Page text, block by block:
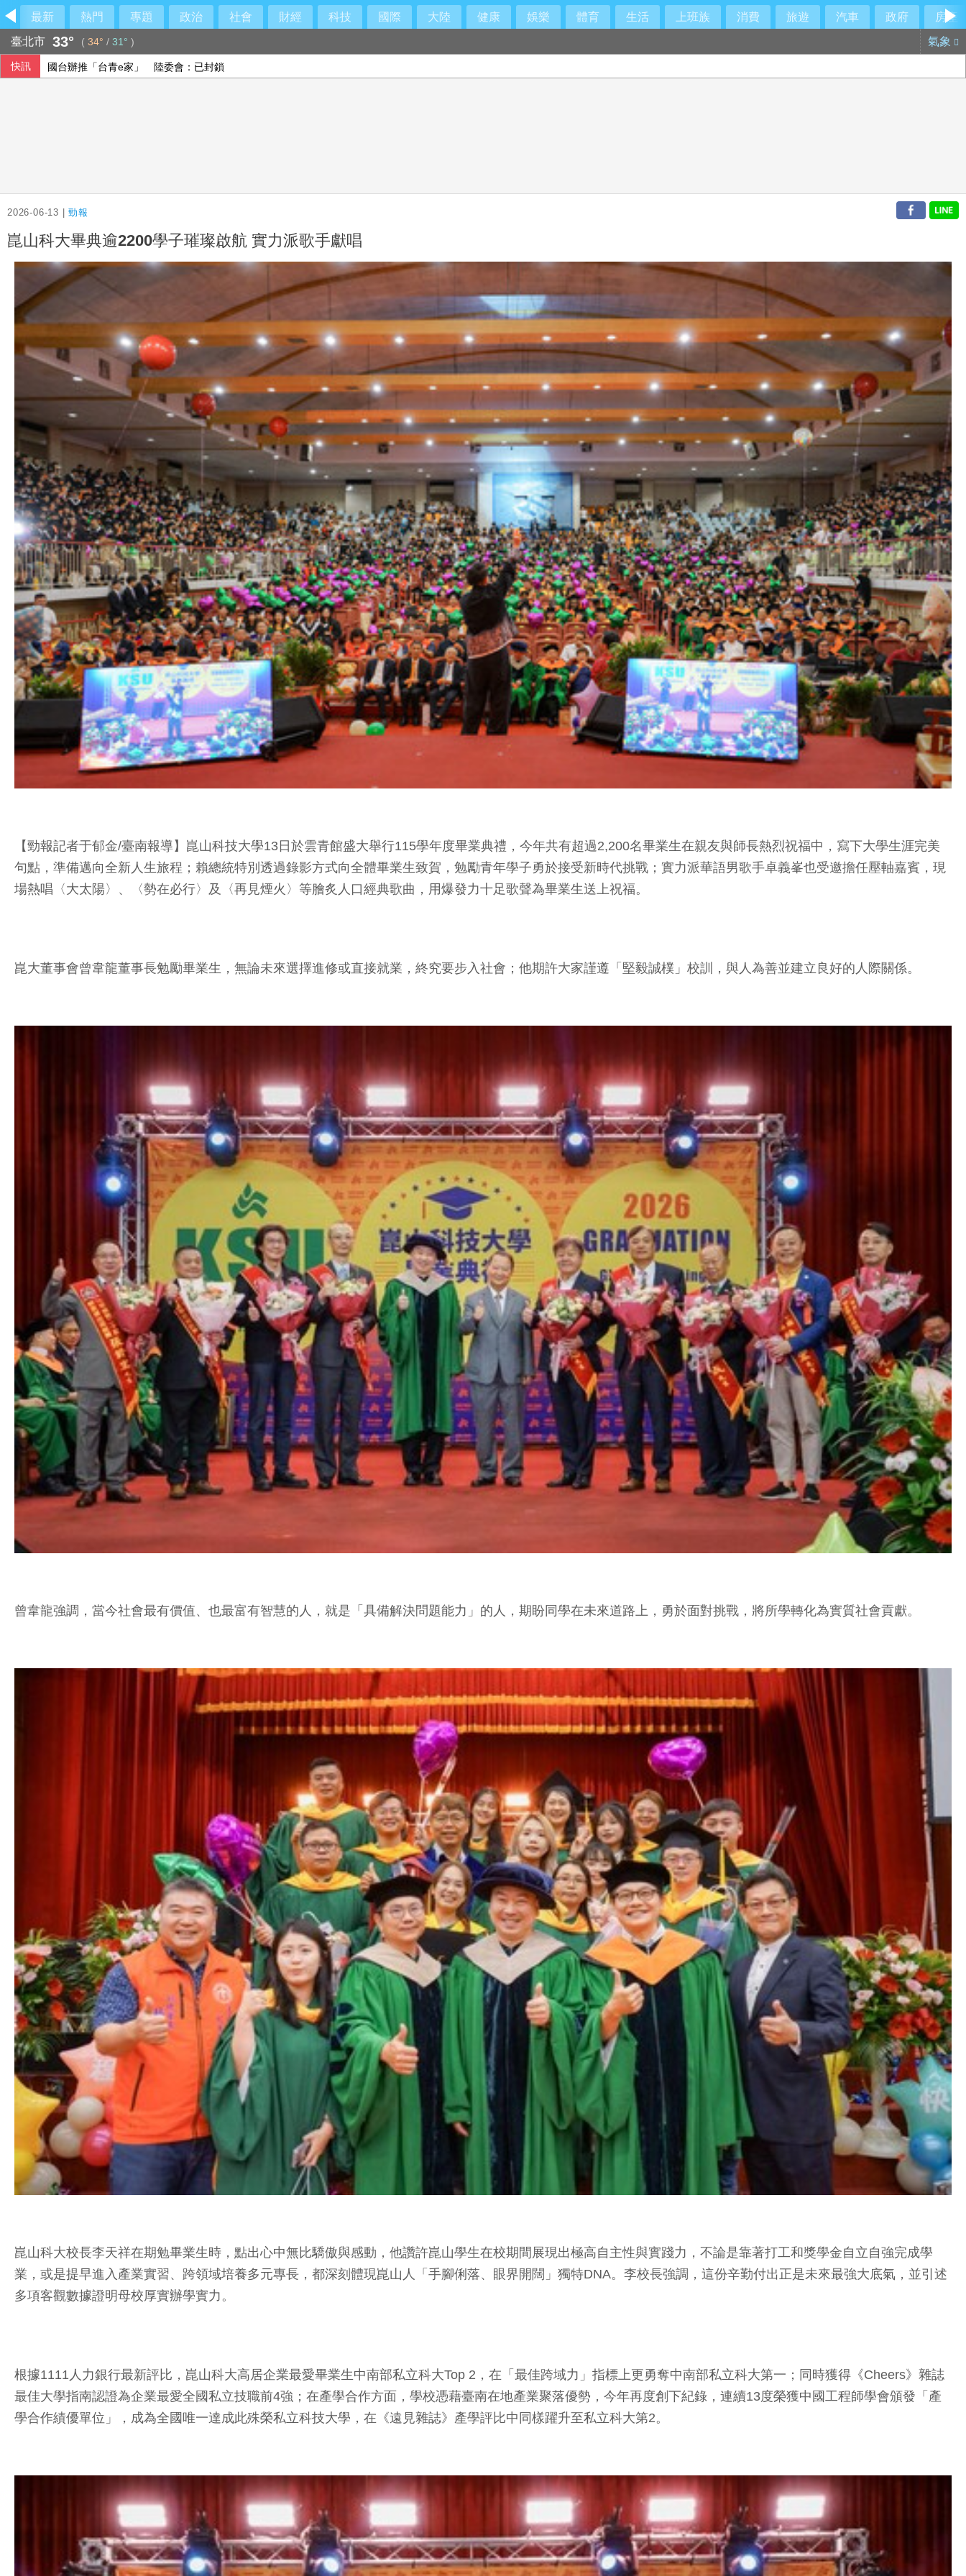
最新 熱門 專題 政治 社會 財經 科技 國際 大陸 健康 娛樂 體育 生活 上班族 消費 旅遊 汽車 政府
房產
臺北市 33° ( 34° / 31° ) 氣象
快訊 大橘書來了！內政部盼組社區防災隊
2026-06-13 |勁報
崑山科大畢典逾2200學子璀璨啟航 實力派歌手獻唱
【勁報記者于郁金/臺南報導】崑山科技大學13日於雲青館盛大舉行115學年度畢業典禮，今年共有超過2,200名畢業生在親友與師長熱烈祝福中，寫下大學生涯完美
句點，準備邁向全新人生旅程；賴總統特別透過錄影方式向全體畢業生致賀，勉勵青年學子勇於接受新時代挑戰；實力派華語男歌手卓義峯也受邀擔任壓軸嘉賓，現
場熱唱〈大太陽〉、〈勢在必行〉及〈再見煙火〉等膾炙人口經典歌曲，用爆發力十足歌聲為畢業生送上祝福。
崑大董事會曾韋龍董事長勉勵畢業生，無論未來選擇進修或直接就業，終究要步入社會；他期許大家謹遵「堅毅誠樸」校訓，與人為善並建立良好的人際關係。
曾韋龍強調，當今社會最有價值、也最富有智慧的人，就是「具備解決問題能力」的人，期盼同學在未來道路上，勇於面對挑戰，將所學轉化為實質社會貢獻。
崑山科大校長李天祥在期勉畢業生時，點出心中無比驕傲與感動，他讚許崑山學生在校期間展現出極高自主性與實踐力，不論是靠著打工和獎學金自立自強完成學
業，或是提早進入產業實習、跨領域培養多元專長，都深刻體現崑山人「手腳俐落、眼界開闊」獨特DNA。李校長強調，這份辛勤付出正是未來最強大底氣，並引述
多項客觀數據證明母校厚實辦學實力。
根據1111人力銀行最新評比，崑山科大高居企業最愛畢業生中南部私立科大Top 2，在「最佳跨域力」指標上更勇奪中南部私立科大第一；同時獲得《Cheers》雜誌
最佳大學指南認證為企業最愛全國私立技職前4強；在產學合作方面，學校憑藉臺南在地產業聚落優勢，今年再度創下紀錄，連續13度榮獲中國工程師學會頒發「產
學合作績優單位」，成為全國唯一達成此殊榮私立科技大學，在《遠見雜誌》產學評比中同樣躍升至私立科大第2。